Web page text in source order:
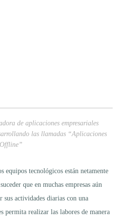
de aplicaciones empresariales
las llamadas “Aplicaciones
Offline”
equipos tecnológicos están netamente
que en muchas empresas aún
sus actividades diarias con una
permita realizar las labores de manera